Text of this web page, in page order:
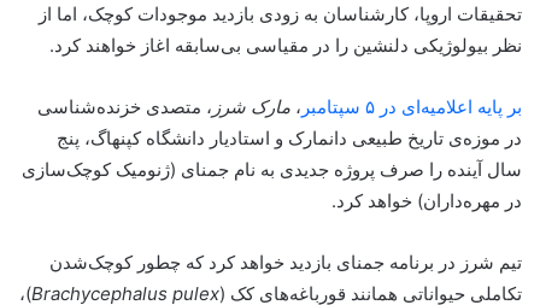
تحقیقات اروپا، کارشناسان به زودی بازدید موجودات کوچک، اما از
نظر بیولوژیکی دلنشین را در مقیاسی بی‌سابقه اغاز خواهند کرد.
بر پایه اعلامیه‌ای در ۵ سپتامبر ، مارک شرز ، متصدی خزنده‌شناسی
در موزه‌ی تاریخ طبیعی دانمارک و استادیار دانشگاه کپنهاگ، پنج
سال آینده را صرف پروژه جدیدی به نام جمنای (ژنومیک کوچک‌سازی
در مهره‌داران) خواهد کرد.
تیم شرز در برنامه جمنای بازدید خواهد کرد که چطور کوچک‌شدن
تکاملی حیواناتی همانند قورباغه‌های کک (Brachycephalus pulex)،